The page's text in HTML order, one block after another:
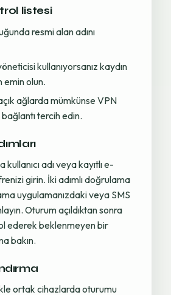
listesi
resmi alan adını
kullanıyorsanız kaydın
emin olun.
ağlarda mümkünse VPN
tercih edin.
adı veya kayıtlı e-
girin. İki adımlı doğrulama
uygulamanızdaki veya SMS
Oturum açıldıktan sonra
ederek beklenmeyen bir
bakın.
ortak cihazlarda oturumu